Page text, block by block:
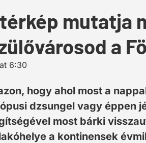
mutatja
a
6:30
hogy ahol most a
dzsungel vagy éppen
most bárki
a kontinensek